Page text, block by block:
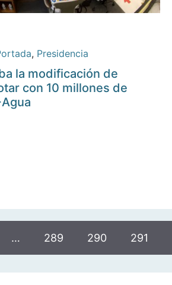
, Presidencia
la modificación de
con 10 millones de
… 289 290 291